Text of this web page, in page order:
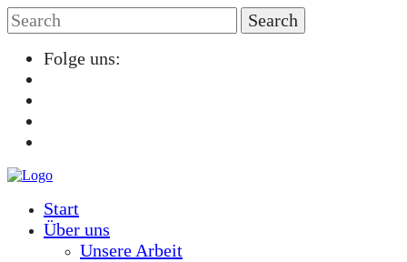
Folge uns:
Start
Über uns
Unsere Arbeit